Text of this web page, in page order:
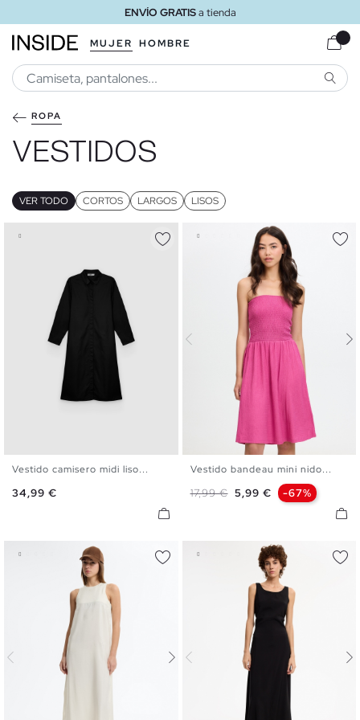
ENVÍO GRATISa tienda
MUJER HOMBRE
ROPA
VESTIDOS
VER TODO CORTOS LARGOS LISOS
Vestido camisero midi liso...
Precio
34,99 €
Vestido bandeau mini nido...
Precio base
17,99 € Precio
5,99 € -67%